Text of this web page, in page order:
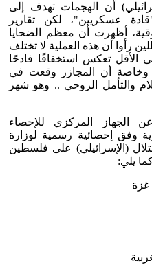
أن الهجمات تهدف إلى
عسكريين"، لكن تقارير
أظهرت أن معظم الضحايا
رأوا أن هذه العملية لا تختلف
الأقل تعكس استخفافًا فادحًا
وخاصة أن المجازر وقعت في
والتأمل الروحي .. وهو شهر
الجهاز المركزي للإحصاء
وفق إحصائية رسمية لوزارة
(الإسرائيلي) على فلسطين